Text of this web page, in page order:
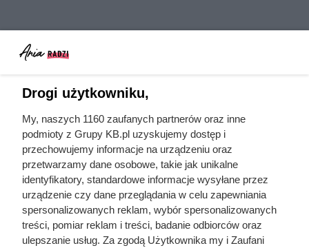
Czytaj także:
Ta kultowa kawa mocno potaniała. Klienci Dino
Drogi użytkowniku,
My, naszych 1160 zaufanych partnerów oraz inne
podmioty z Grupy KB.pl uzyskujemy dostęp i
przechowujemy informacje na urządzeniu oraz
przetwarzamy dane osobowe, takie jak unikalne
identyfikatory, standardowe informacje wysyłane przez
urządzenie czy dane przeglądania w celu zapewniania
spersonalizowanych reklam, wybór spersonalizowanych
treści, pomiar reklam i treści, badanie odbiorców oraz
ulepszanie usług. Za zgodą Użytkownika my i Zaufani